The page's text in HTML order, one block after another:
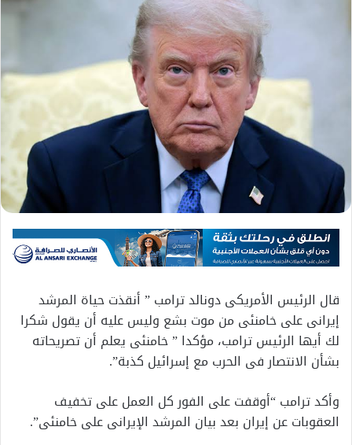
قال الرئيس الأمريكى دونالد ترامب ” أنقذت حياة المرشد
إيرانى على خامنئى من موت بشع وليس عليه أن يقول شكرا
لك أيها الرئيس ترامب، مؤكدا ” خامنئى يعلم أن تصريحاته
بشأن الانتصار فى الحرب مع إسرائيل كذبة”.
وأكد ترامب “أوقفت على الفور كل العمل على تخفيف
العقوبات عن إيران بعد بيان المرشد الإيرانى على خامنئى”.